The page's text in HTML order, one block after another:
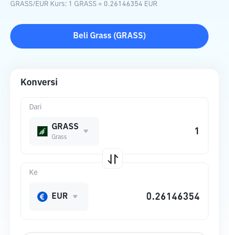
GRASS/EUR Kurs: 1 GRASS = 0.26146354 EUR
Beli Grass (GRASS)
Konversi
Dari
GRASS
Grass
Ke
EUR